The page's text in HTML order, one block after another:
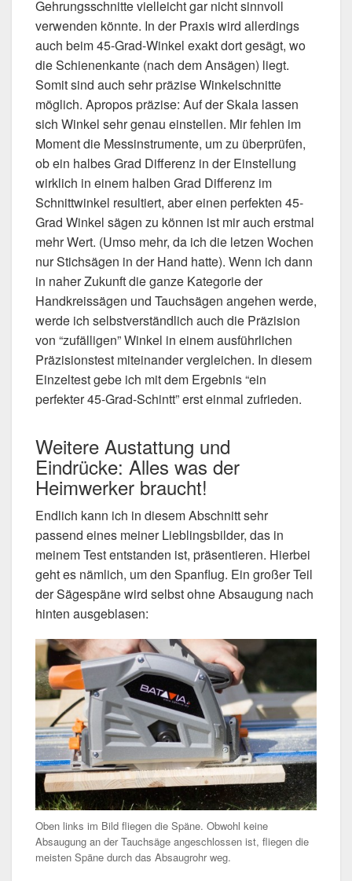
Gehrungsschnitte vielleicht gar nicht sinnvoll
verwenden könnte. In der Praxis wird allerdings
auch beim 45-Grad-Winkel exakt dort gesägt, wo
die Schienenkante (nach dem Ansägen) liegt.
Somit sind auch sehr präzise Winkelschnitte
möglich. Apropos präzise: Auf der Skala lassen
sich Winkel sehr genau einstellen. Mir fehlen im
Moment die Messinstrumente, um zu überprüfen,
ob ein halbes Grad Differenz in der Einstellung
wirklich in einem halben Grad Differenz im
Schnittwinkel resultiert, aber einen perfekten 45-
Grad Winkel sägen zu können ist mir auch erstmal
mehr Wert. (Umso mehr, da ich die letzen Wochen
nur Stichsägen in der Hand hatte). Wenn ich dann
in naher Zukunft die ganze Kategorie der
Handkreissägen und Tauchsägen angehen werde,
werde ich selbstverständlich auch die Präzision
von “zufälligen” Winkel in einem ausführlichen
Präzisionstest miteinander vergleichen. In diesem
Einzeltest gebe ich mit dem Ergebnis “ein
perfekter 45-Grad-Schintt” erst einmal zufrieden.
Weitere Austattung und
Eindrücke: Alles was der
Heimwerker braucht!
Endlich kann ich in diesem Abschnitt sehr
passend eines meiner Lieblingsbilder, das in
meinem Test entstanden ist, präsentieren. Hierbei
geht es nämlich, um den Spanflug. Ein großer Teil
der Sägespäne wird selbst ohne Absaugung nach
hinten ausgeblasen:
Oben links im Bild fliegen die Späne. Obwohl keine
Absaugung an der Tauchsäge angeschlossen ist, fliegen die
meisten Späne durch das Absaugrohr weg.